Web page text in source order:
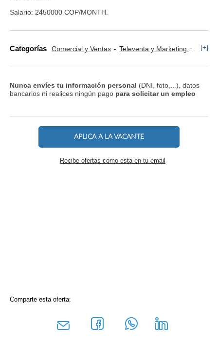
Salario: 2450000 COP/MONTH.
Categorías Comercial y Ventas Televenta y Marketing Telefónico [+]
Nunca envíes tu información personal (DNI, foto,...), datos
bancarios ni realices ningún pago para solicitar un empleo
APLICA A LA VACANTE
Recibe ofertas como esta en tu email
Comparte esta oferta: